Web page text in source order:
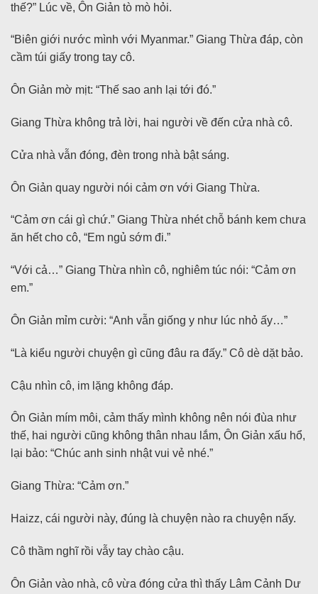
thế?” Lúc về, Ôn Giản tò mò hỏi.
“Biên giới nước mình với Myanmar.” Giang Thừa đáp, còn
cầm túi giấy trong tay cô.
Ôn Giản mờ mịt: “Thế sao anh lại tới đó.”
Giang Thừa không trả lời, hai người về đến cửa nhà cô.
Cửa nhà vẫn đóng, đèn trong nhà bật sáng.
Ôn Giản quay người nói cảm ơn với Giang Thừa.
“Cảm ơn cái gì chứ.” Giang Thừa nhét chỗ bánh kem chưa
ăn hết cho cô, “Em ngủ sớm đi.”
“Với cả…” Giang Thừa nhìn cô, nghiêm túc nói: “Cảm ơn
em.”
Ôn Giản mỉm cười: “Anh vẫn giống y như lúc nhỏ ấy…”
“Là kiểu người chuyện gì cũng đâu ra đấy.” Cô dè dặt bảo.
Cậu nhìn cô, im lặng không đáp.
Ôn Giản mím môi, cảm thấy mình không nên nói đùa như
thế, hai người cũng không thân nhau lắm, Ôn Giản xấu hổ,
lại bảo: “Chúc anh sinh nhật vui vẻ nhé.”
Giang Thừa: “Cảm ơn.”
Haizz, cái người này, đúng là chuyện nào ra chuyện nấy.
Cô thầm nghĩ rồi vẫy tay chào cậu.
Ôn Giản vào nhà, cô vừa đóng cửa thì thấy Lâm Cảnh Dư